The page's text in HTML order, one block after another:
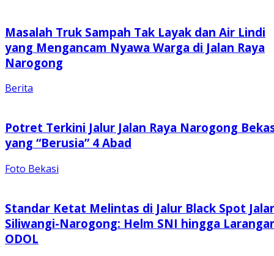
Masalah Truk Sampah Tak Layak dan Air Lindi
yang Mengancam Nyawa Warga di Jalan Raya
Narogong
Berita
Potret Terkini Jalur Jalan Raya Narogong
yang “Berusia” 4 Abad
Foto Bekasi
Standar Ketat Melintas di Jalur Black Spot
Siliwangi-Narogong: Helm SNI hingga
ODOL